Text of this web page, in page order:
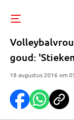
goud:
18 augustus 2016 om